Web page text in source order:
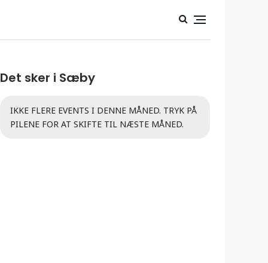
Det sker i Sæby
IKKE FLERE EVENTS I DENNE MÅNED. TRYK PÅ
PILENE FOR AT SKIFTE TIL NÆSTE MÅNED.